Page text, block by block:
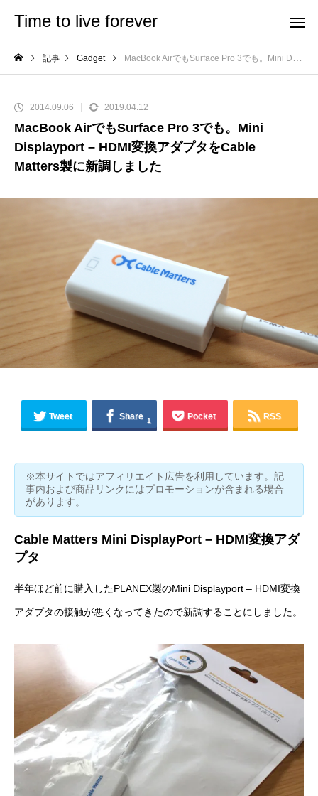
Time to live forever
記事 Gadget MacBook AirでもSurface Pro 3でも。Mini Displayport – HDMI変換アダプタをCable Matters製に新調しました
2014.09.06 2019.04.12
MacBook AirでもSurface Pro 3でも。Mini
Displayport – HDMI変換アダプタをCable
Matters製に新調しました
Tweet Share 1 Pocket RSS
※本サイトではアフィリエイト広告を利用しています。記
事内および商品リンクにはプロモーションが含まれる場合
があります。
Cable Matters Mini DisplayPort – HDMI変換アダ
プタ
半年ほど前に購入したPLANEX製のMini Displayport – HDMI変換
アダプタの接触が悪くなってきたので新調することにしました。